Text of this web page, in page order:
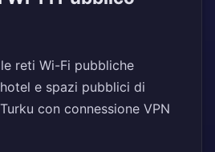
reti Wi-Fi pubbliche
e spazi pubblici di
con connessione VPN